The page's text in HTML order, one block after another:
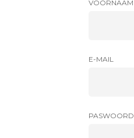
VOORNAAM
E-MAIL
PASWOORD